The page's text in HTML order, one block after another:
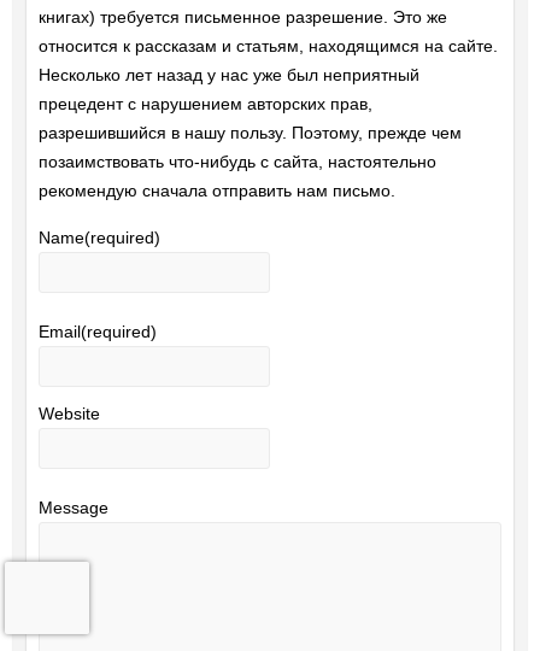
книгах) требуется письменное разрешение. Это же
относится к рассказам и статьям, находящимся на сайте.
Несколько лет назад у нас уже был неприятный
прецедент с нарушением авторских прав,
разрешившийся в нашу пользу. Поэтому, прежде чем
позаимствовать что-нибудь с сайта, настоятельно
рекомендую сначала отправить нам письмо.
Name(required)
Email(required)
Website
Message